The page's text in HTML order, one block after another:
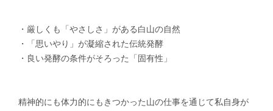
・厳しくも「やさしさ」がある白山の自然
・「思いやり」が凝縮された伝統発酵
・良い発酵の条件がそろった「固有性」
精神的にも体力的にもきつかった山の仕事を通じて私自身が